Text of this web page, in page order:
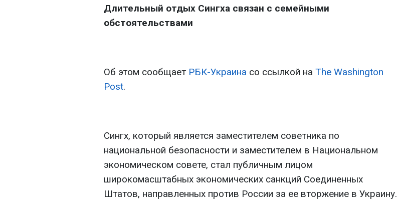
Длительный отдых Сингха связан с семейными
обстоятельствами
Об этом сообщает РБК-Украина со ссылкой на The Washington
Post.
Сингх, который является заместителем советника по
национальной безопасности и заместителем в Национальном
экономическом совете, стал публичным лицом
широкомасштабных экономических санкций Соединенных
Штатов, направленных против России за ее вторжение в Украину.